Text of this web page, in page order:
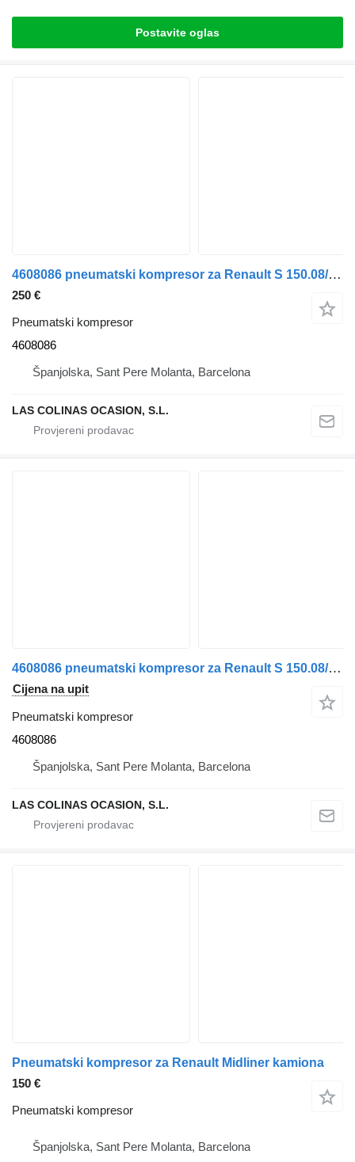
Postavite oglas
4608086 pneumatski kompresor za Renault S 150.08/09/A/B Midliner E2 kamiona
250 €
Pneumatski kompresor
4608086
Španjolska, Sant Pere Molanta, Barcelona
LAS COLINAS OCASION, S.L.
4608086 pneumatski kompresor za Renault S 150.08/09/A/B Midliner E2 kamiona
Cijena na upit
Pneumatski kompresor
4608086
Španjolska, Sant Pere Molanta, Barcelona
LAS COLINAS OCASION, S.L.
Pneumatski kompresor za Renault Midliner kamiona
150 €
Pneumatski kompresor
Španjolska, Sant Pere Molanta, Barcelona